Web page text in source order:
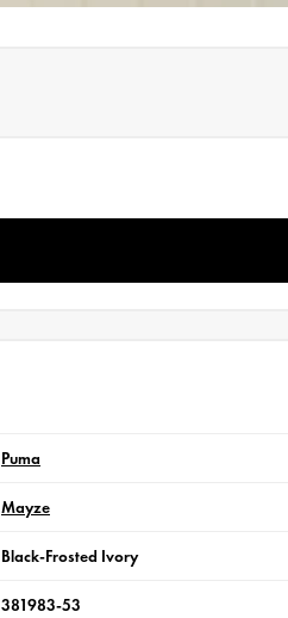
Puma
Mayze
Black-Frosted Ivory
381983-53